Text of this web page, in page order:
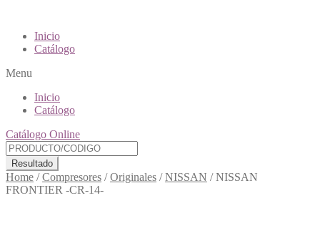
Inicio
Catálogo
Menu
Inicio
Catálogo
Catálogo Online
Resultado
Home /Compresores /Originales /NISSAN /NISSAN
FRONTIER -CR-14-